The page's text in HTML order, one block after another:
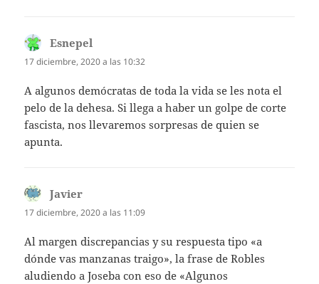
Esnepel
17 diciembre, 2020 a las 10:32
A algunos demócratas de toda la vida se les nota el
pelo de la dehesa. Si llega a haber un golpe de corte
fascista, nos llevaremos sorpresas de quien se
apunta.
Javier
17 diciembre, 2020 a las 11:09
Al margen discrepancias y su respuesta tipo «a
dónde vas manzanas traigo», la frase de Robles
aludiendo a Joseba con eso de «Algunos